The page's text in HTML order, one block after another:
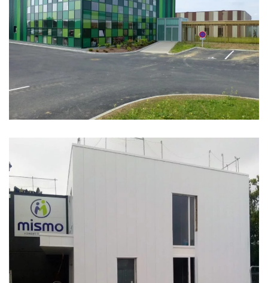
SOCIÉTÉ CHOLETAISE DE FABRICATION
BUREAUX MISMO